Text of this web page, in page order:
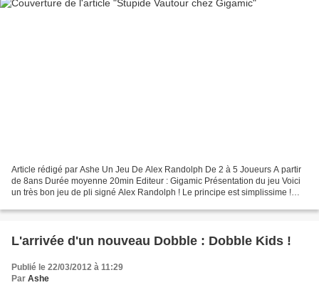
Article rédigé par Ashe Un Jeu De Alex Randolph De 2 à 5 Joueurs A partir
de 8ans Durée moyenne 20min Editeur : Gigamic Présentation du jeu Voici
un très bon jeu de pli signé Alex Randolph ! Le principe est simplissime !
L'arrivée d'un nouveau Dobble : Dobble Kids !
Publié le 22/03/2012 à 11:29
Par Ashe